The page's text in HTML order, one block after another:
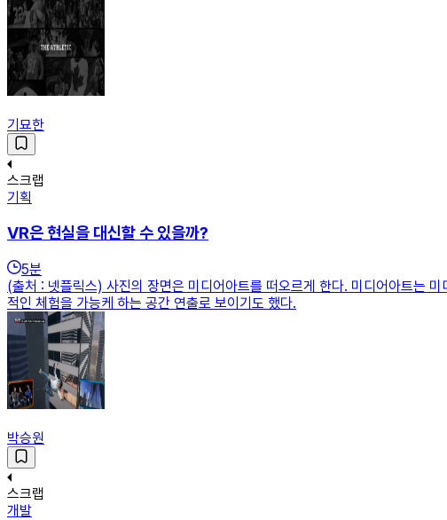
기묘한
스크랩
기획
VR은 현실을 대신할 수 있을까?
5분
(출처 : 넷플릭스) 사진의 장면은 미디어아트를 떠오르게 한다. 미디어아트는
적인 체험을 가능케 하는 공간 연출로 보이기도 했다.
박승원
스크랩
개발